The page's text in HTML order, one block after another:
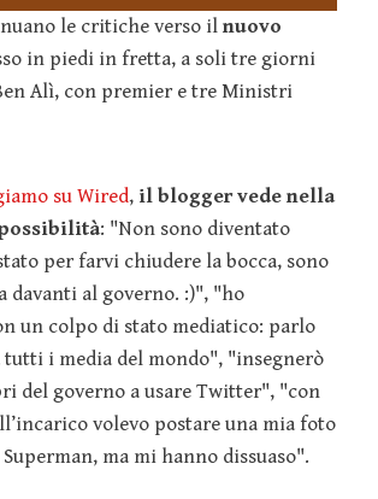
le critiche verso il nuovo
in piedi in fretta, a soli tre giorni
Alì, con premier e tre Ministri
su Wired, il blogger vede nella
: "Non sono diventato
per farvi chiudere la bocca, sono
davanti al governo. :)", "ho
un colpo di stato mediatico: parlo
tutti i media del mondo", "insegnerò
del governo a usare Twitter", "con
volevo postare una mia foto
ma mi hanno dissuaso".